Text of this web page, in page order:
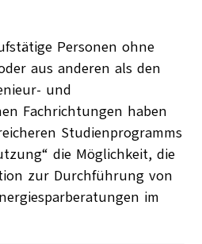
Personen ohne
aus anderen als den
und
Fachrichtungen haben
Studienprogramms
die Möglichkeit, die
zur Durchführung von
im